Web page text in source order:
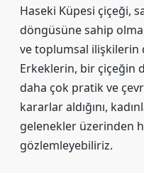
Haseki Küpesi çiçeği,
döngüsüne sahip
ve toplumsal ilişkilerin
Erkeklerin, bir çiçeğin
daha çok pratik ve
kararlar aldığını,
gelenekler üzerinden
gözlemleyebiliriz.